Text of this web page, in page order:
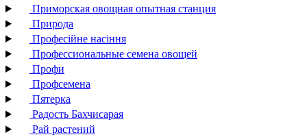
Приморская овощная опытная станция
Природа
Професійне насіння
Профессиональные семена овощей
Профи
Профсемена
Пятерка
Радость Бахчисарая
Рай растений